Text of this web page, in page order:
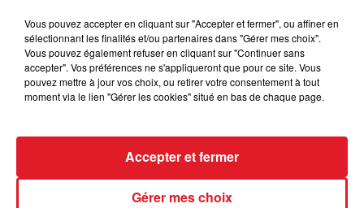
Vous pouvez accepter en cliquant sur "Accepter et fermer", ou affiner en
sélectionnant les finalités et/ou partenaires dans "Gérer mes choix".
Vous pouvez également refuser en cliquant sur "Continuer sans
accepter". Vos préférences ne s'appliqueront que pour ce site. Vous
pouvez mettre à jour vos choix, ou retirer votre consentement à tout
moment via le lien "Gérer les cookies" situé en bas de chaque page.
Gérer mes choix
Accepter et fermer